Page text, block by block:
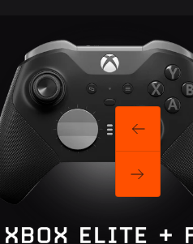
Anterior
Siguiente